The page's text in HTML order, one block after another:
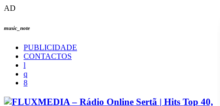
AD
music_note
PUBLICIDADE
CONTACTOS